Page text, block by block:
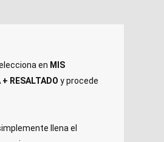
en MIS
+ RESALTADO y procede
llena el